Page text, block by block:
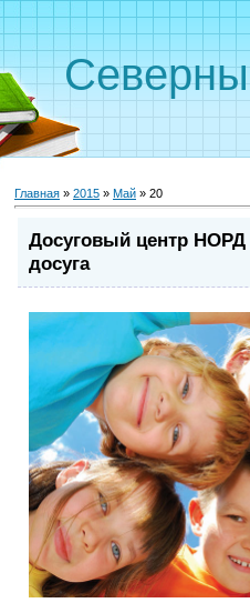
Главная » 2015 » Май » 20
Досуговый центр НОРД
досуга